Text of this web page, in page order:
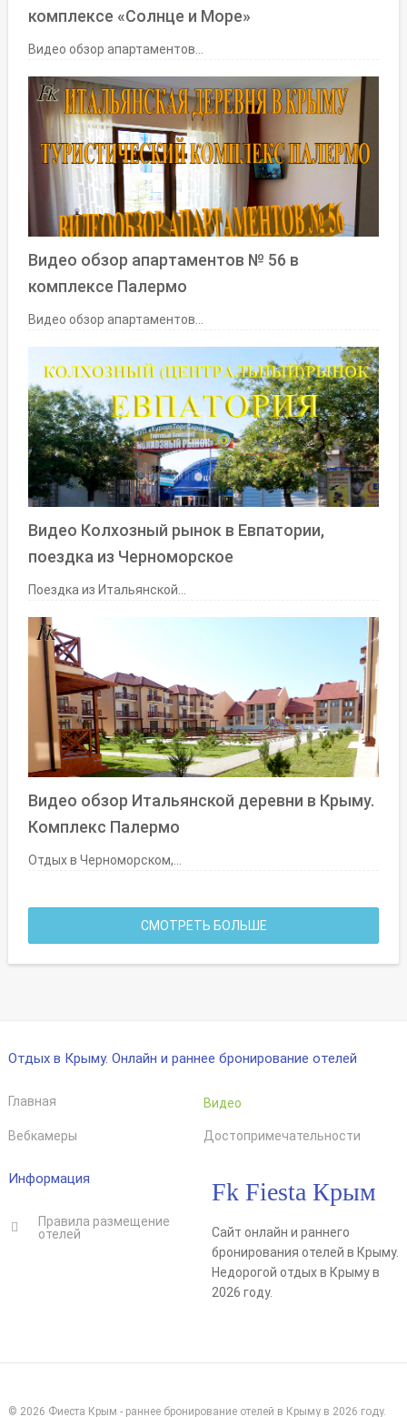
комплексе «Солнце и Море»
Видео обзор апартаментов...
Видео обзор апартаментов № 56 в
комплексе Палермо
Видео обзор апартаментов...
Видео Колхозный рынок в Евпатории,
поездка из Черноморское
Поездка из Итальянской...
Видео обзор Итальянской деревни в Крыму.
Комплекс Палермо
Отдых в Черноморском,...
СМОТРЕТЬ БОЛЬШЕ
Отдых в Крыму. Онлайн и раннее бронирование отелей
Главная Видео
Вебкамеры Достопримечательности
Информация
Правила размещение
отелей
Fk Fiesta Крым
Сайт онлайн и раннего
бронирования отелей в Крыму.
Недорогой отдых в Крыму в
2026 году.
© 2026 Фиеста Крым - раннее бронирование отелей в Крыму в 2026 году.